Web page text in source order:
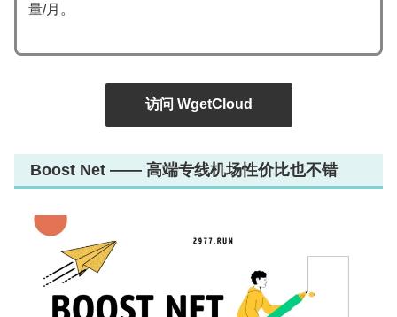
量/月。
访问 WgetCloud
Boost Net —— 高端专线机场性价比也不错